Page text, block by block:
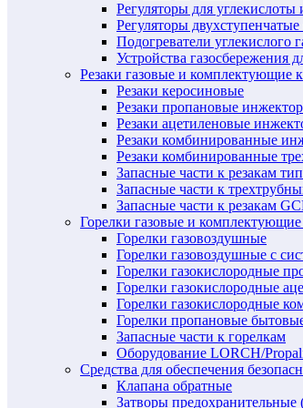
Регуляторы для углекислоты
Регуляторы
Подогреватели углекислого
Устройства газосбережения
Резаки газовые и комплектующие
Резаки керосиновые
Резаки пропановые
Резаки ацетиленовые
Резаки комбинированные
Резаки комбинированные
Запасные части к резакам
Запасные части к
Запасные части к резакам
Горелки газовые и
Горелки газовоздушные
Горелки газовоздушные с
Горелки газокислородные
Горелки газокислородные
Горелки газокислородные
Горелки пропановые
Запасные части к горелкам
Оборудование LORCH/
Средства для обеспечения
Клапана обратные
Затворы